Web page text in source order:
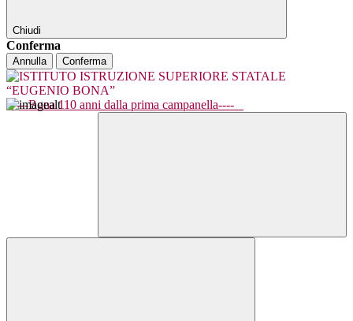
Chiudi
Conferma
Annulla Conferma
----Bona 110 anni dalla prima campanella----